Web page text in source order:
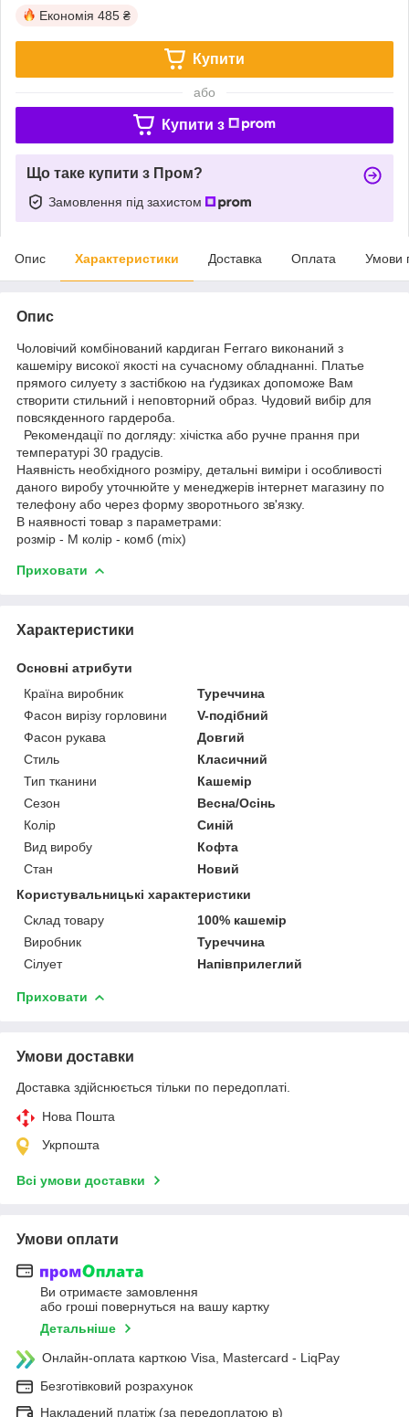
Економія 485 ₴
Купити
або
Купити з
Що таке купити з Пром?
Замовлення під захистом
Опис Характеристики Доставка Оплата Умови
Опис
Чоловічий комбінований кардиган Ferraro виконаний з
кашеміру високої якості на сучасному обладнанні. Платье
прямого силуету з застібкою на ґудзиках допоможе Вам
створити стильний і неповторний образ. Чудовий вибір для
повсякденного гардероба.
Рекомендації по догляду: хічістка або ручне прання при
температурі 30 градусів.
Наявність необхідного розміру, детальні виміри і особливості
даного виробу уточнюйте у менеджерів інтернет магазину по
телефону або через форму зворотнього зв'язку.
В наявності товар з параметрами:
розмір - M колір - комб (mix)
Приховати
Характеристики
Основні атрибути
Країна виробник
Туреччина
Фасон вирізу горловини
V-подібний
Фасон рукава
Довгий
Стиль
Класичний
Тип тканини
Кашемір
Сезон
Весна/Осінь
Колір
Синій
Вид виробу
Кофта
Стан
Новий
Користувальницькі характеристики
Склад товару
100% кашемір
Виробник
Туреччина
Сілует
Напівприлеглий
Приховати
Умови доставки
Доставка здійснюється тільки по передоплаті.
Нова Пошта
Укрпошта
Всі умови доставки
Умови оплати
Ви отримаєте замовлення
або гроші повернуться на вашу картку
Детальніше
Онлайн-оплата карткою Visa, Mastercard - LiqPay
Безготівковий розрахунок
Накладений платіж (за передоплатою в)